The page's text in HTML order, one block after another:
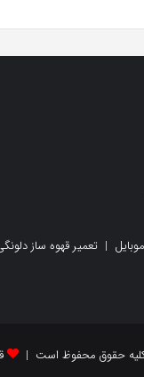
موبایل | تعمیر قهوه ساز